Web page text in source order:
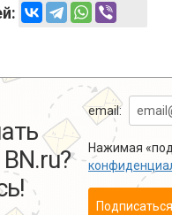
email:
Нажимая
Подписаться